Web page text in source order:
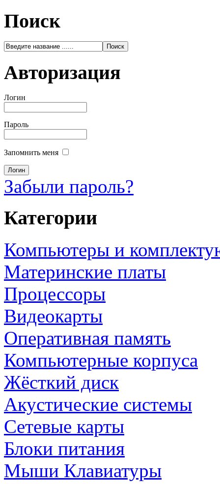
Поиск
Авторизация
Логин
Пароль
Запомнить меня
Забыли пароль?
Категории
Компьютеры и
Материнские платы
Процессоры
Видеокарты
Оперативная память
Компьютерные корпуса
Жёсткий диск
Акустические системы
Сетевые карты
Блоки питания
Мыши Клавиатуры